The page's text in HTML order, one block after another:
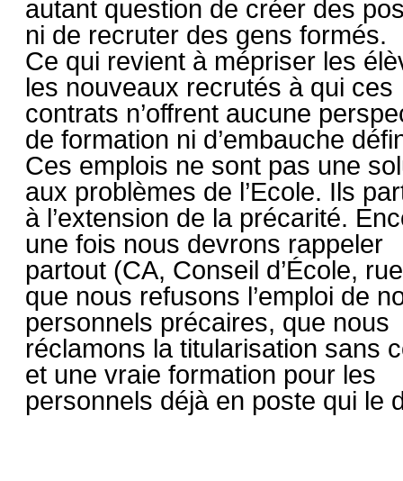
autant question de créer des
ni de recruter des gens formés.
Ce qui revient à mépriser les
les nouveaux recrutés à qui ces
contrats n’offrent aucune
de formation ni d’embauche
Ces emplois ne sont pas une
aux problèmes de l’Ecole. Ils
à l’extension de la précarité.
une fois nous devrons rappeler
partout (CA, Conseil d’École,
que nous refusons l’emploi de
personnels précaires, que nous
réclamons la titularisation sans
et une vraie formation pour les
personnels déjà en poste qui le